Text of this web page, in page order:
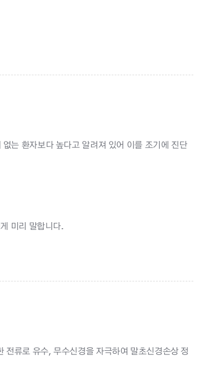
는 환자보다 높다고 알려져 있어 이를 조기에 진단
미리 말합니다.
류로 유수, 무수신경을 자극하여 말초신경손상 정